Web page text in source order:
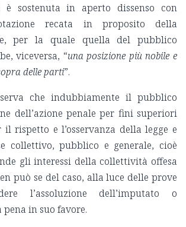
è sostenuta in aperto dissenso con
recata in proposito della
per la quale quella del pubblico
viceversa, “una posizione più nobile e
delle parti”.
che indubbiamente il pubblico
dell’azione penale per fini superiori
rispetto e l’osservanza della legge e
collettivo, pubblico e generale, cioè
gli interessi della collettività offesa
può se del caso, alla luce delle prove
l’assoluzione dell’imputato o
pena in suo favore.